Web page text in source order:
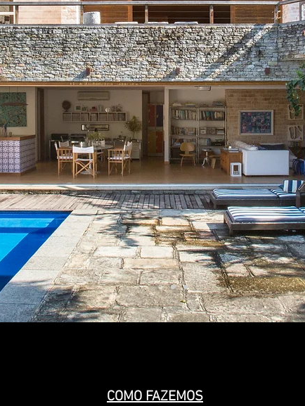
- Lindo - Legalizado -
Reformamos e construímos sem dor de
COMO FAZEMOS